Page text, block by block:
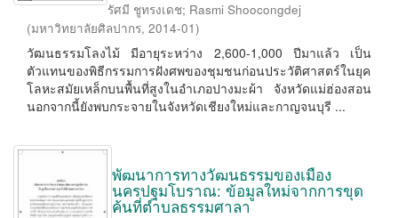
รัศมี ชูทรงเดช; Rasmi Shoocongdej
(มหาวิทยาลัยศิลปากร, 2014-01)
วัฒนธรรมโลงไม้ มีอายุระหว่าง 2,600-1,000 ปีมาแล้ว เป็น
ตัวแทนของพิธีกรรมการฝังศพของชุมชนก่อนประวัติศาสตร์ในยุค
โลหะสมัยเหล็กบนพื้นที่สูงในอำเภอปางมะผ้า จังหวัดแม่ฮ่องสอน
นอกจากนี้ยังพบกระจายในจังหวัดเชียงใหม่และกาญจนบุรี ...
พัฒนาการทางวัฒนธรรมของเมือง
นครปฐมโบราณ: ข้อมูลใหม่จากการขุด
ค้นที่ตำบลธรรมศาลา